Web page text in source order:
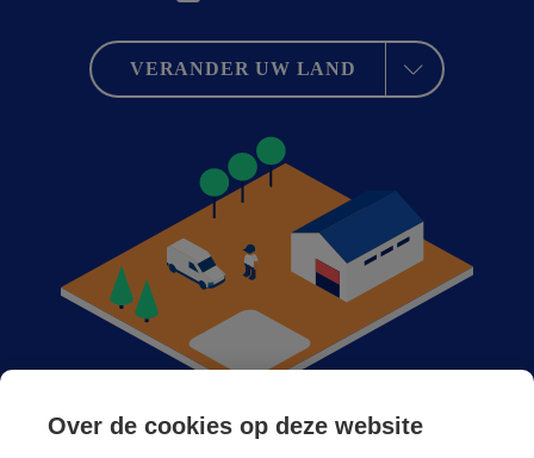
VERANDER UW LAND
Anticimex bij u in de buurt
Over de cookies op deze website